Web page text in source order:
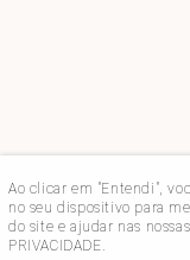
Ao clicar em "Entendi",
no seu dispositivo para
do site e ajudar nas
PRIVACIDADE.